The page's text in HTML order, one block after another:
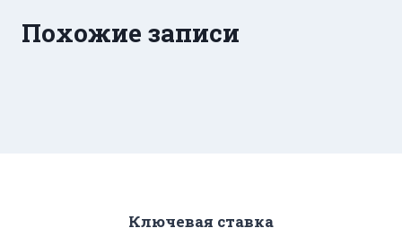
Похожие записи
Ключевая ставка